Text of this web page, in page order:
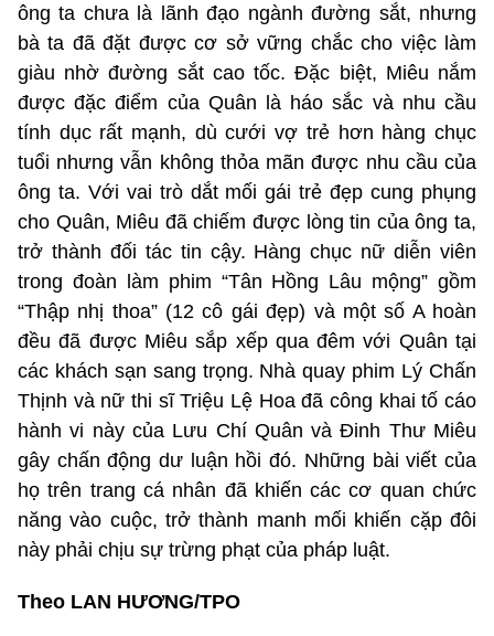
ông ta chưa là lãnh đạo ngành đường sắt, nhưng
bà ta đã đặt được cơ sở vững chắc cho việc làm
giàu nhờ đường sắt cao tốc. Đặc biệt, Miêu nắm
được đặc điểm của Quân là háo sắc và nhu cầu
tính dục rất mạnh, dù cưới vợ trẻ hơn hàng chục
tuổi nhưng vẫn không thỏa mãn được nhu cầu của
ông ta. Với vai trò dắt mối gái trẻ đẹp cung phụng
cho Quân, Miêu đã chiếm được lòng tin của ông ta,
trở thành đối tác tin cậy. Hàng chục nữ diễn viên
trong đoàn làm phim “Tân Hồng Lâu mộng” gồm
“Thập nhị thoa” (12 cô gái đẹp) và một số A hoàn
đều đã được Miêu sắp xếp qua đêm với Quân tại
các khách sạn sang trọng. Nhà quay phim Lý Chấn
Thịnh và nữ thi sĩ Triệu Lệ Hoa đã công khai tố cáo
hành vi này của Lưu Chí Quân và Đinh Thư Miêu
gây chấn động dư luận hồi đó. Những bài viết của
họ trên trang cá nhân đã khiến các cơ quan chức
năng vào cuộc, trở thành manh mối khiến cặp đôi
này phải chịu sự trừng phạt của pháp luật.
Theo LAN HƯƠNG/TPO